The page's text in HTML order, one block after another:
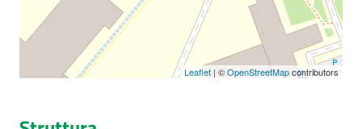
Leaflet | ©OpenStreetMapcontributors